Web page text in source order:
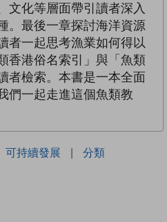
文化等層面帶引讀者深入
。最後一章探討海洋資源
者一起思考漁業如何得以
香港俗名索引」與「魚類
者檢索。本書是一本全面
們一起走進這個魚類教
可持續發展 | 分類